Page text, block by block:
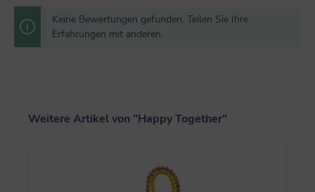
Keine Bewertungen gefunden. Teilen Sie Ihre
Erfahrungen mit anderen.
Produktgalerie überspringen
Weitere Artikel von "Happy Together"